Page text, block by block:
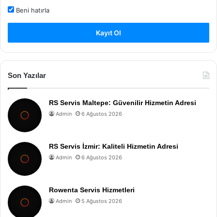
Beni hatırla
Kayıt Ol
Son Yazılar
RS Servis Maltepe: Güvenilir Hizmetin Adresi
Admin 6 Ağustos 2026
RS Servis İzmir: Kaliteli Hizmetin Adresi
Admin 6 Ağustos 2026
Rowenta Servis Hizmetleri
Admin 5 Ağustos 2026